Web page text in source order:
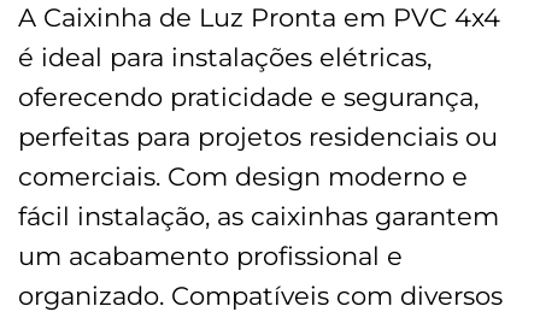
A Caixinha de Luz Pronta em PVC 4x4
é ideal para instalações elétricas,
oferecendo praticidade e segurança,
perfeitas para projetos residenciais ou
comerciais. Com design moderno e
fácil instalação, as caixinhas garantem
um acabamento profissional e
organizado. Compatíveis com diversos